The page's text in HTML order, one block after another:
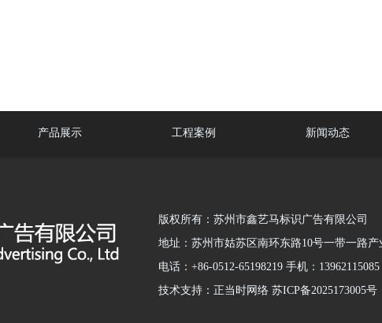
产品展示 工程案例 新闻动态
版权所有：苏州市鑫艺马标识广告有限公司
地址：苏州市姑苏区南环东路10号一带一路产
电话：+86-0512-65198219 手机：13962115085
技术支持：正当时网络 苏ICP备2025173005号